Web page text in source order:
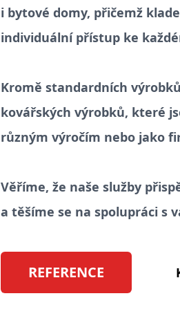
i bytové domy, přičemž
individuální přístup ke
Kromě standardních
kovářských výrobků, které
různým výročím nebo jako
Věříme, že naše služby
a těšíme se na spolupráci s
REFERENCE